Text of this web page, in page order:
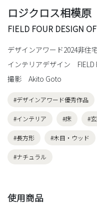
ロジクロス相模原
FIELD FOUR DESIGN
デザインアワード2024非住
インテリアデザイン FIELD
撮影 Akito Goto
#デザインアワード優秀作品
#インテリア #床 #
#長方形 #木目・ウッド
#ナチュラル
使用商品